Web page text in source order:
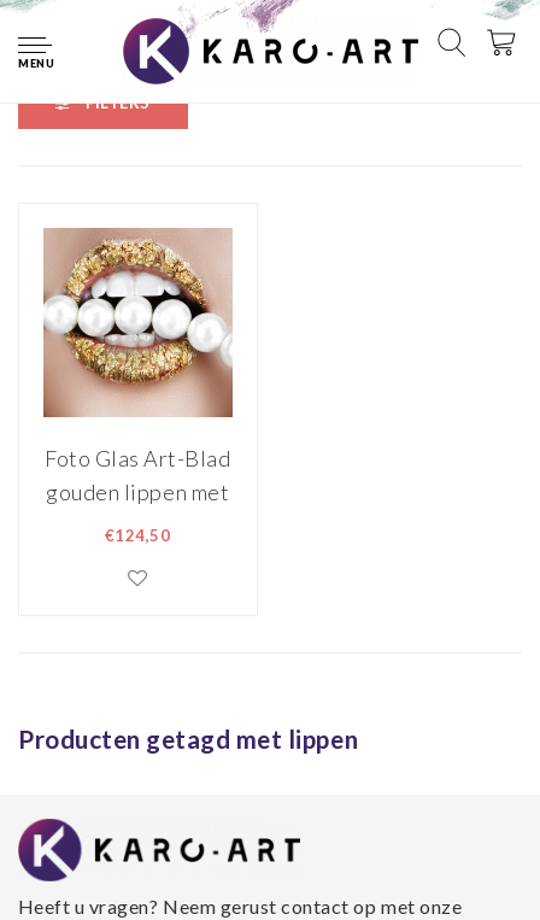
MENU
lippen
FILTERS
Foto Glas Art-Blad
gouden lippen met
parels, 80x80cm,
prachtig voor in de
materiaal,
€124,50
Producten getagd met lippen
Heeft u vragen? Neem gerust contact op met onze